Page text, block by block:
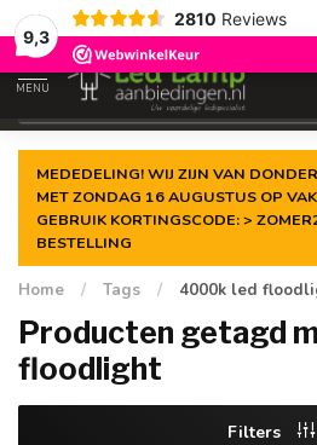
9,3
2810 Reviews
Gegarandeerde delaagste prijs
MENU
MEDEDELING! WIJ ZIJN VAN
MET ZONDAG 16 AUGUSTUS OP
GEBRUIK KORTINGSCODE: >
BESTELLING
Home / Tags / 4000k led
Producten getagd
floodlight
Filters